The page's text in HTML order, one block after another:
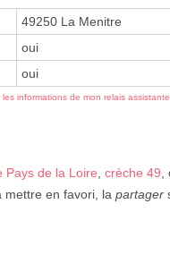
49250 La Menitre
oui
oui
les informations de mon relais
Pays de la Loire, crèche 49,
mettre en favori, la partager